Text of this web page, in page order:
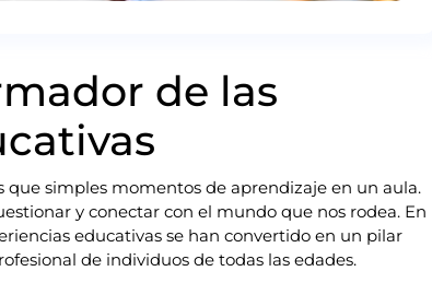
de las
que simples momentos de aprendizaje en un aula.
y conectar con el mundo que nos rodea. En
educativas se han convertido en un pilar
de individuos de todas las edades.